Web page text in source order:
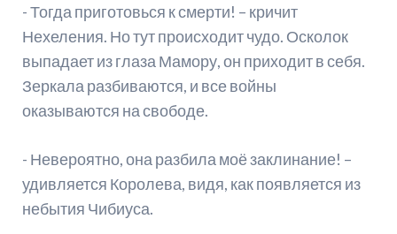
- Тогда приготовься к смерти! – кричит
Нехеления. Но тут происходит чудо. Осколок
выпадает из глаза Мамору, он приходит в себя.
Зеркала разбиваются, и все войны
оказываются на свободе.
- Невероятно, она разбила моё заклинание! –
удивляется Королева, видя, как появляется из
небытия Чибиуса.